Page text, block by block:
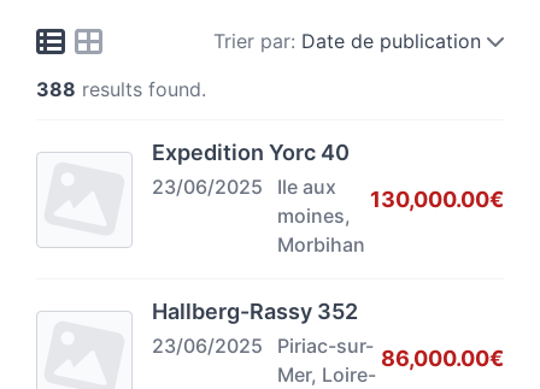
Trier par: Date de publication
388 results found.
Expedition Yorc 40
23/06/2025
Ile aux
moines,
Morbihan
130,000.00€
Hallberg-Rassy 352
23/06/2025
Piriac-sur-
Mer, Loire-
86,000.00€